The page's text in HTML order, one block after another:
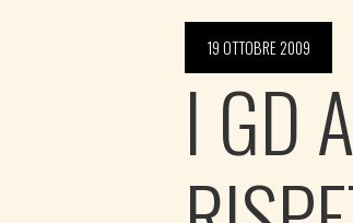
19 OTTOBRE 2009
I GD